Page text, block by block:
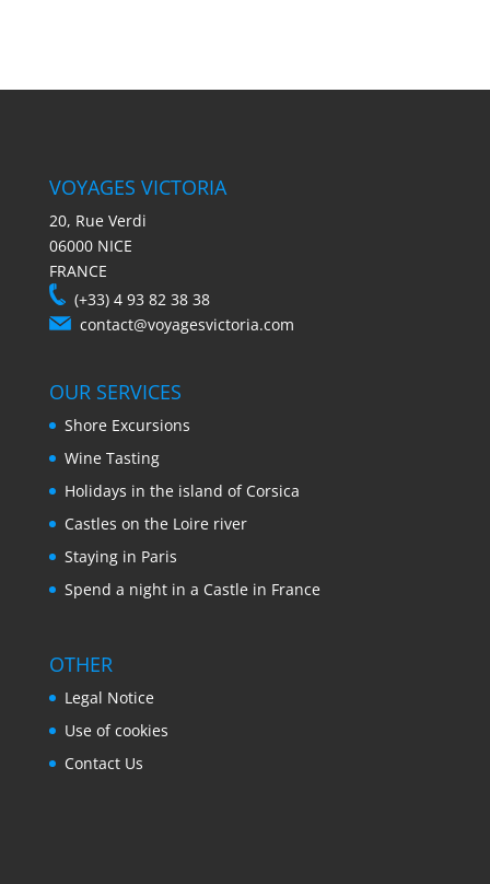
VOYAGES VICTORIA
20, Rue Verdi
06000 NICE
FRANCE
(+33) 4 93 82 38 38
contact@voyagesvictoria.com
OUR SERVICES
Shore Excursions
Wine Tasting
Holidays in the island of Corsica
Castles on the Loire river
Staying in Paris
Spend a night in a Castle in France
OTHER
Legal Notice
Use of cookies
Contact Us